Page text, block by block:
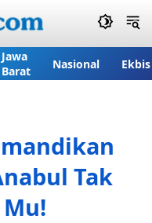
Jawa
Barat
Nasional Ekbis
Tak